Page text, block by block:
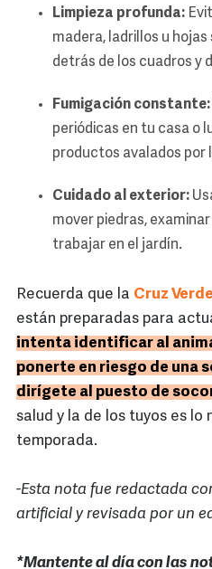
Limpieza profunda:
madera, ladrillos u
detrás de los cuadros y
Fumigación constante:
periódicas en tu casa o
productos avalados por
Cuidado al exterior:
mover piedras,
trabajar en el jardín.
Recuerda que la Cruz Verde
están preparadas para
intenta identificar al
ponerte en riesgo de una
dirígete al puesto de
salud y la de los tuyos es lo
temporada.
-Esta nota fue redactada
artificial y revisada por un
*Mantente al día con las